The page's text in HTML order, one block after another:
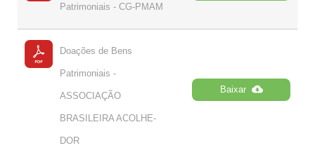
Patrimoniais - CG-PMAM
Doações de Bens
Patrimoniais -
ASSOCIAÇÃO
BRASILEIRA ACOLHE-
DOR
Baixar